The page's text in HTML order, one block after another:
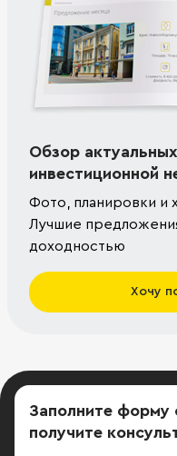
Обзор
инвестиционной
Фото, планировки и
Лучшие
доходностью
Хочу
Заполните форму
получите